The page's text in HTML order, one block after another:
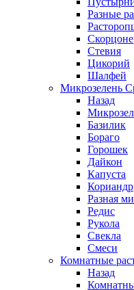
Разные
Стевия
Цикорий
Шалфей
Микрозелень
Назад
Базилик
Бораго
Горошек
Дайкон
Капуста
Кориандр
Разная
Редис
Рукола
Свекла
Смеси
Комнатные
Назад